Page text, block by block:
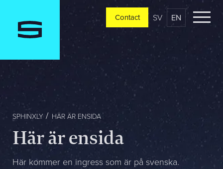
Contact
Please tell us a little bit about your current situation and
vision, and a representative will reach out ASAP
Jag är...
Jag vill...
Contact SV EN
SPHINXLY HÄR ÄR ENSIDA
Här är ensida
Här kommer en ingress som är på svenska.